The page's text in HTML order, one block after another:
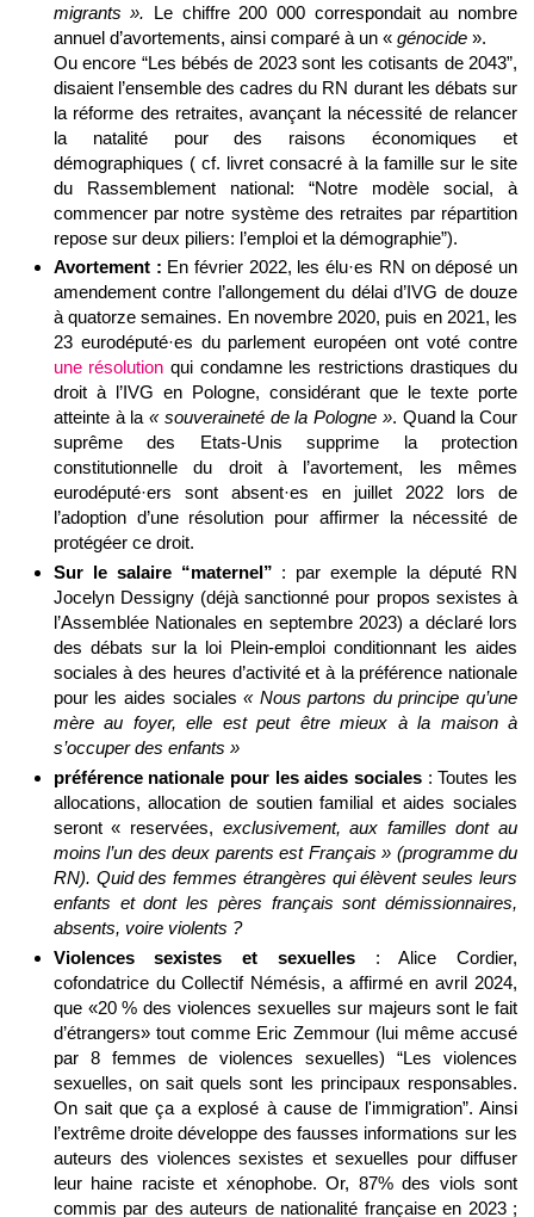
migrants ». Le chiffre 200 000 correspondait au nombre
annuel d’avortements, ainsi comparé à un « génocide».
Ou encore “Les bébés de 2023 sont les cotisants de 2043”,
disaient l’ensemble des cadres du RN durant les débats sur
la réforme des retraites, avançant la nécessité de relancer
la natalité pour des raisons économiques et
démographiques ( cf. livret consacré à la famille sur le site
du Rassemblement national: “Notre modèle social, à
commencer par notre système des retraites par répartition
repose sur deux piliers: l’emploi et la démographie”).
Avortement : En février 2022, les élu·es RN on déposé un
amendement contre l’allongement du délai d’IVG de douze
à quatorze semaines. En novembre 2020, puis en 2021, les
23 eurodéputé·es du parlement européen ont voté contre
une résolution qui condamne les restrictions drastiques du
droit à l’IVG en Pologne, considérant que le texte porte
atteinte à la« souveraineté de la Pologne ». Quand la Cour
suprême des Etats-Unis supprime la protection
constitutionnelle du droit à l’avortement, les mêmes
eurodéputé·ers sont absent·es en juillet 2022 lors de
l’adoption d’une résolution pour affirmer la nécessité de
protégéer ce droit.
Sur le salaire “maternel” : par exemple la député RN
Jocelyn Dessigny (déjà sanctionné pour propos sexistes à
l’Assemblée Nationales en septembre 2023) a déclaré lors
des débats sur la loi Plein-emploi conditionnant les aides
sociales à des heures d’activité et à la préférence nationale
pour les aides sociales« Nous partons du principe qu’une
mère au foyer, elle est peut être mieux à la maison à
s’occuper des enfants »
préférence nationale pour les aides sociales : Toutes les
allocations, allocation de soutien familial et aides sociales
seront « reservées, exclusivement, aux familles dont au
moins l’un des deux parents est Français » (programme du
RN). Quid des femmes étrangères qui élèvent seules leurs
enfants et dont les pères français sont démissionnaires,
absents, voire violents ?
Violences sexistes et sexuelles: Alice Cordier,
cofondatrice du Collectif Némésis, a affirmé en avril 2024,
que «20 % des violences sexuelles sur majeurs sont le fait
d’étrangers» tout comme Eric Zemmour (lui même accusé
par 8 femmes de violences sexuelles) “Les violences
sexuelles, on sait quels sont les principaux responsables.
On sait que ça a explosé à cause de l'immigration”. Ainsi
l’extrême droite développe des fausses informations sur les
auteurs des violences sexistes et sexuelles pour diffuser
leur haine raciste et xénophobe. Or, 87% des viols sont
commis par des auteurs de nationalité française en 2023 ;